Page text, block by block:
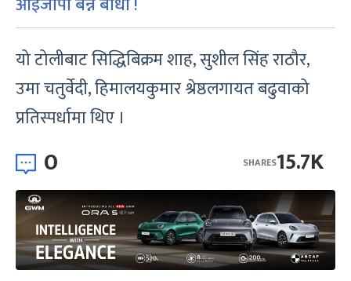
यो टोलीबाट सिद्धिबिक्रम शाह, सुशील सिंह राठौर,
उमा चतुर्वेदी, हिमालयकुमार श्रेष्ठलगायत बढुवाको
प्रतिस्पर्धामा थिए ।
0 15.7K
SHARES